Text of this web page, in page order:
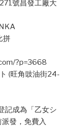
號昌發工廠大
拼
?p=3668
(旺角豉油街24-
記成為「乙女シ
發，免費入